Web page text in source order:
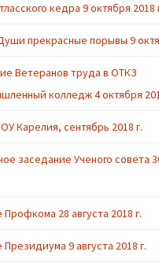
кедра 9 октября 2018
прекрасные порывы 9
Ветеранов труда в ОТКЗ
колледж 4 октября
Карелия, сентябрь 2018 г.
заседание Ученого совета
28 августа 2018 г.
9 августа 2018 г.